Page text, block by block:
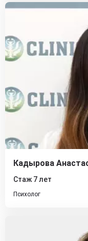
Кадырова
Стаж 7 лет
Психолог